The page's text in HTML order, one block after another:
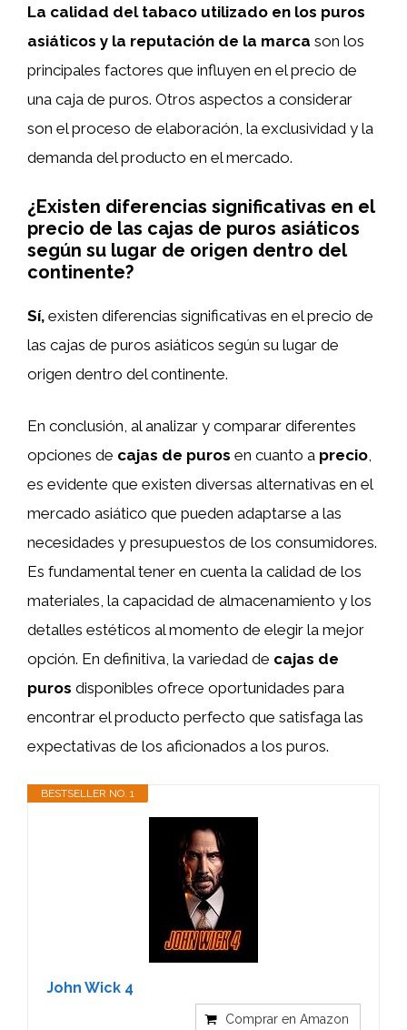
La calidad del tabaco utilizado en los puros
asiáticos y la reputación de la marca son los
principales factores que influyen en el precio de
una caja de puros. Otros aspectos a considerar
son el proceso de elaboración, la exclusividad y la
demanda del producto en el mercado.
¿Existen diferencias significativas en el
precio de las cajas de puros asiáticos
según su lugar de origen dentro del
continente?
Sí, existen diferencias significativas en el precio de
las cajas de puros asiáticos según su lugar de
origen dentro del continente.
En conclusión, al analizar y comparar diferentes
opciones de cajas de puros en cuanto a precio,
es evidente que existen diversas alternativas en el
mercado asiático que pueden adaptarse a las
necesidades y presupuestos de los consumidores.
Es fundamental tener en cuenta la calidad de los
materiales, la capacidad de almacenamiento y los
detalles estéticos al momento de elegir la mejor
opción. En definitiva, la variedad de cajas de
puros disponibles ofrece oportunidades para
encontrar el producto perfecto que satisfaga las
expectativas de los aficionados a los puros.
BESTSELLER NO. 1
John Wick 4
Comprar en Amazon